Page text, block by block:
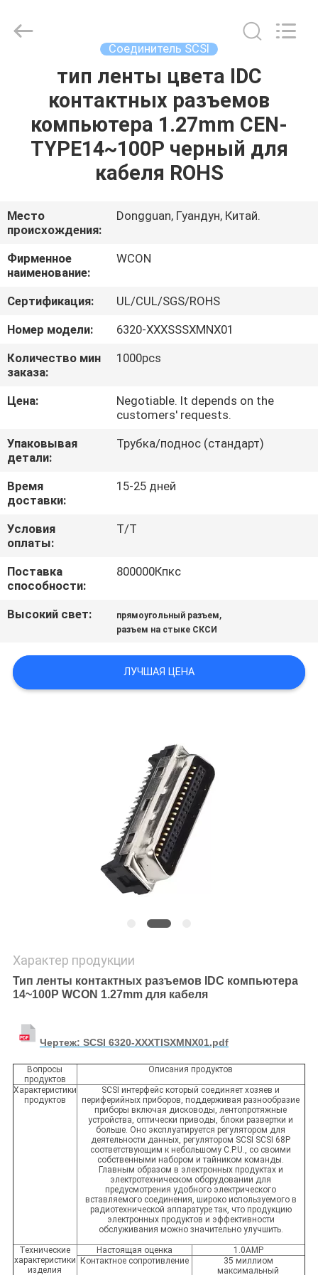
ПРОДУКТЫ
ПУТЕШЕСТВИЕ
ФАБРИКИ
ПРОВЕРКА
КАЧЕСТВА
СВЯЖИТЕСЬ
МЫ
СПРОСИТЕ
ЦИТАТУ
КАРТА
САЙТА
PRIVACY
POLICY
Соединитель SCSI
тип ленты цвета IDC
контактных разъемов
компьютера 1.27mm CEN-
TYPE14~100P черный для
кабеля ROHS
Место
происхождения:
Dongguan, Гуандун, Китай.
Фирменное
наименование:
WCON
Сертификация:
UL/CUL/SGS/ROHS
Номер модели:
6320-XXXSSSXMNX01
Количество мин
заказа:
1000pcs
Цена:
Negotiable. It depends on the
customers' requests.
Упаковывая
детали:
Трубка/поднос (стандарт)
Время
доставки:
15-25 дней
Условия
оплаты:
T/T
Поставка
способности:
800000Кпкс
Высокий свет: прямоугольный разъем,
разъем на стыке СКСИ
ЛУЧШАЯ ЦЕНА
Характер продукции
Тип ленты контактных разъемов IDC компьютера
14~100P WCON 1.27mm для кабеля
Чертеж: SCSI 6320-XXXTISXMNX01.pdf
Вопросы
продуктов
Описания продуктов
Характеристики
продуктов
SCSI интерфейс который соединяет хозяев и
периферийных приборов, поддерживая разнообразие
приборы включая дисководы, лентопротяжные
устройства, оптически приводы, блоки развертки и
больше. Оно эксплуатируется регулятором для
деятельности данных, регулятором SCSI SCSI 68P
соответствующим к небольшому C.P.U., со своими
собственными набором и тайником команды.
Главным образом в электронных продуктах и
электротехническом оборудовании для
предусмотрения удобного электрического
вставляемого соединения, широко используемого в
радиотехнической аппаратуре так, что продукцию
электронных продуктов и эффективности
обслуживания можно значительно улучшить.
Технические
характеристики
изделия
Настоящая оценка
1.0AMP
Контактное сопротивление
35 миллиом
максимальный